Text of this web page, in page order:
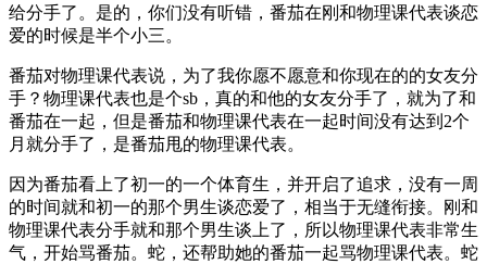
给分手了。是的，你们没有听错，番茄在刚和物理课代表谈恋
爱的时候是半个小三。
番茄对物理课代表说，为了我你愿不愿意和你现在的的女友分
手？物理课代表也是个sb，真的和他的女友分手了，就为了和
番茄在一起，但是番茄和物理课代表在一起时间没有达到2个
月就分手了，是番茄甩的物理课代表。
因为番茄看上了初一的一个体育生，并开启了追求，没有一周
的时间就和初一的那个男生谈恋爱了，相当于无缝衔接。刚和
物理课代表分手就和那个男生谈上了，所以物理课代表非常生
气，开始骂番茄。蛇，还帮助她的番茄一起骂物理课代表。蛇